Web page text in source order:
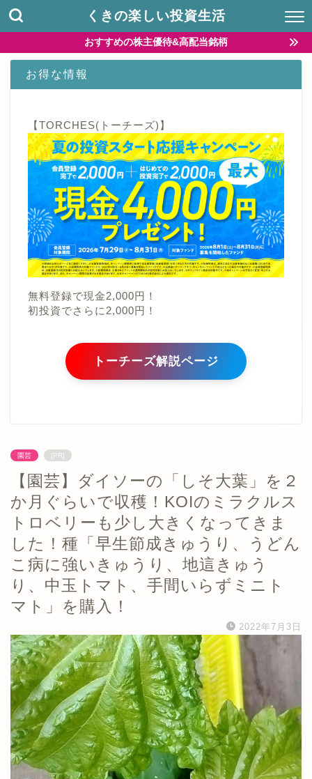
くきの楽しい投資生活
おすすめの株主優待&高配当銘柄
お得な情報
【TORCHES(トーチーズ)】
無料登録で現金2,000円！
初投資でさらに2,000円！
トーチーズ解説ページ
園芸 [PR]
【園芸】ダイソーの「しそ大葉」を２
か月ぐらいで収穫！KOIのミラクルス
トロベリーも少し大きくなってきま
した！種「早生節成きゅうり、うどん
こ病に強いきゅうり、地這きゅう
り、中玉トマト、手間いらずミニト
マト」を購入！
2022年7月3日